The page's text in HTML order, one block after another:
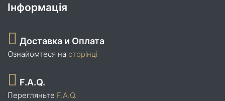
Інформація
Доставка и Оплата
Ознайомтеся на сторінці
F.A.Q.
Перегляньте F.A.Q.